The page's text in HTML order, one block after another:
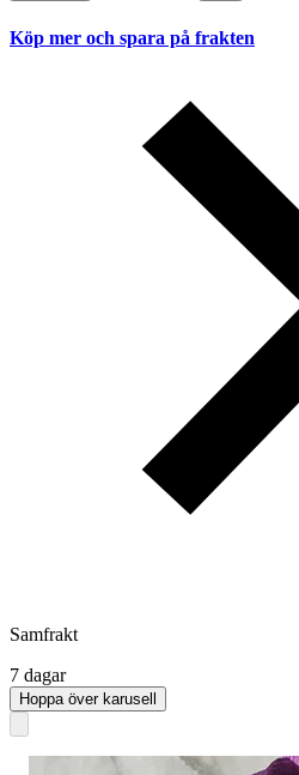
Köp mer och spara på frakten
Samfrakt
7 dagar
Hoppa över karusell